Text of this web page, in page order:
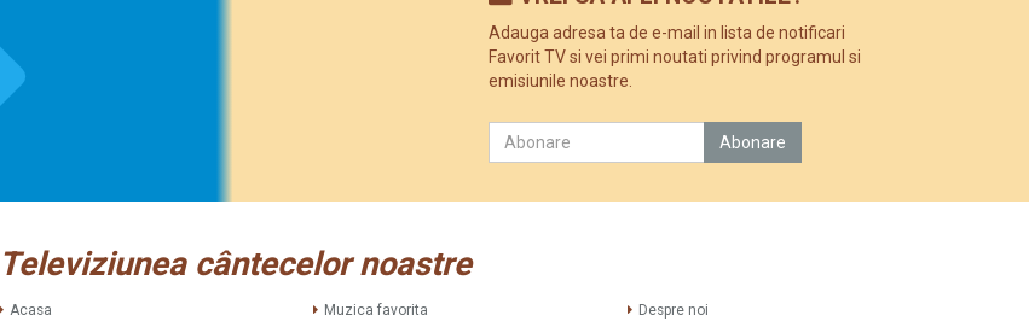
Adauga adresa ta de e-mail in lista de notificari
Favorit TV si vei primi noutati privind programul si
emisiunile noastre.
Televiziunea cântecelor noastre
Acasa
Muzica favorita
Despre noi